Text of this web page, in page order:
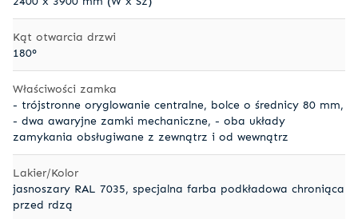
Kąt otwarcia drzwi
180°
Właściwości zamka
- trójstronne oryglowanie centralne, bolce o średnicy 80 mm,
- dwa awaryjne zamki mechaniczne, - oba układy
zamykania obsługiwane z zewnątrz i od wewnątrz
Lakier/Kolor
jasnoszary RAL 7035, specjalna farba podkładowa chroniąca
przed rdzą